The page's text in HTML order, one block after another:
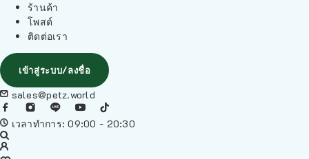
ร้านค้า
โพสต์
ติดต่อเรา
เข้าสู่ระบบ/ลงชื่อ
sales@petz.world
เวลาทำการ: 09:00 - 20:30